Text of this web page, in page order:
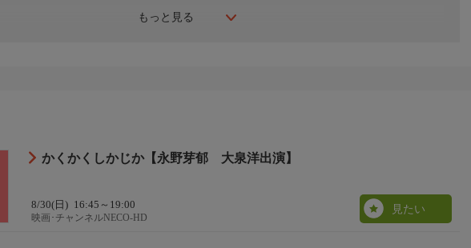
もっと見る
かくかくしかじか【永野芽郁 大泉洋出演】
8/30(日) 16:45～19:00
映画･チャンネルNECO-HD
見たい